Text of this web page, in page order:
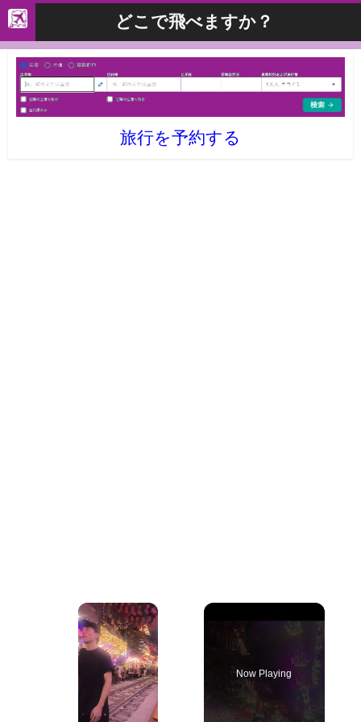
どこで飛べますか？
旅行を予約する
×
Now Playing